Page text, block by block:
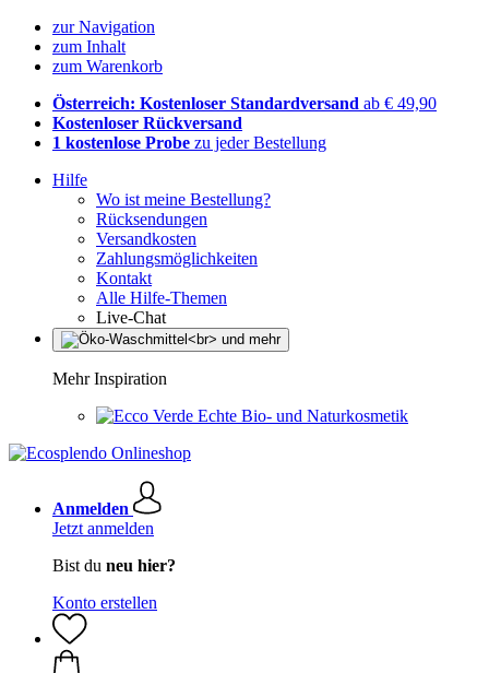
zur Navigation
zum Inhalt
zum Warenkorb
Österreich: Kostenloser Standardversand ab € 49,90
Kostenloser Rückversand
1 kostenlose Probe zu jeder Bestellung
Hilfe
Wo ist meine Bestellung?
Rücksendungen
Versandkosten
Zahlungsmöglichkeiten
Kontakt
Alle Hilfe-Themen
Live-Chat
Mehr Inspiration
Echte Bio- und Naturkosmetik
Anmelden
Jetzt anmelden
Bist du neu hier?
Konto erstellen